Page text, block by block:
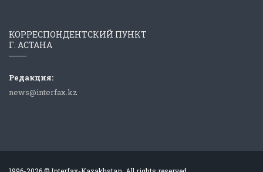
КОРРЕСПОНДЕНТСКИЙ ПУНКТ
Г. АСТАНА
Редакция:
news@interfax.kz